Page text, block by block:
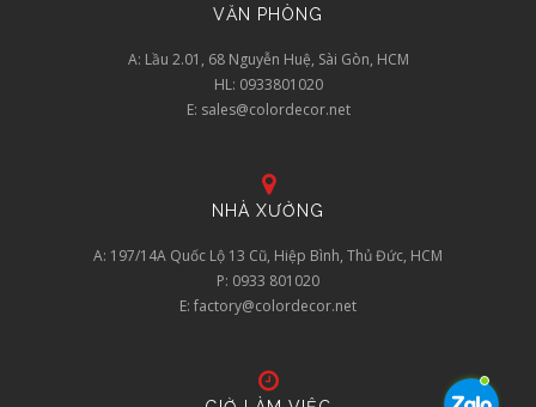
VĂN PHÒNG
A: Lầu 2.01, 68 Nguyễn Huệ, Sài Gòn, HCM
HL: 0933801020
E: sales@colordecor.net
NHÀ XƯỞNG
A: 197/14A Quốc Lộ 13 Cũ, Hiệp Bình, Thủ Đức, HCM
P: 0933 801020
E: factory@colordecor.net